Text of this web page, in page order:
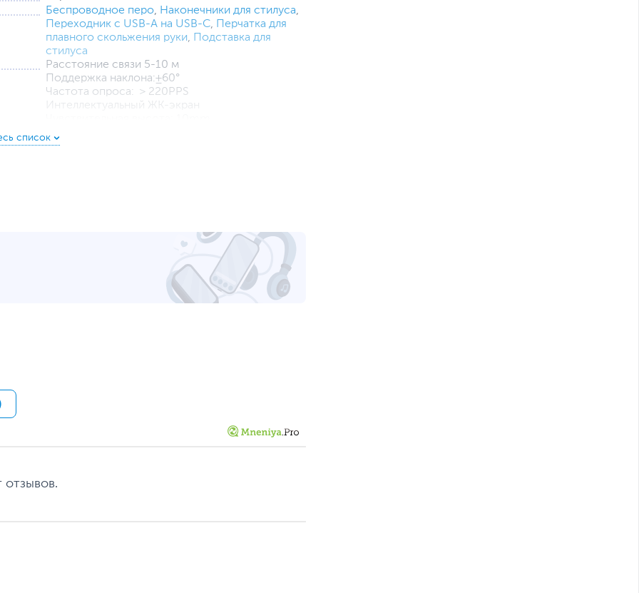
Huion) обеспечивает большую стабильность
получить реалистичный эффект при рисовании.
чувствительности к давлению. Мы также
для ручки, которые улучшают трение между
рисование
клавишах пера, что значительно повышает
беспроводным способом подключить свой Mac
и быстрой и стабильной скорости передачи
для вашего творчества. Кроме того, вы также
устройствам через Bluetooth.
работы.
Беспроводное перо, Наконечники для стилуса,
Переходник с USB-A на USB-C, Перчатка для
плавного скольжения руки, Подставка для
стилуса
Расстояние связи 5-10 м
Поддержка наклона:±60°
Частота опроса: ＞220PPS
Интеллектуальный ЖК-экран
Емкость аккумулятора 2500 мАч
отзывов.